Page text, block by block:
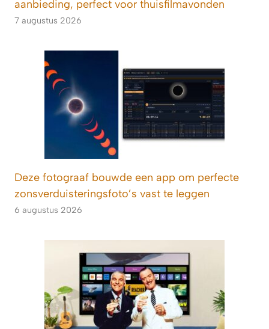
aanbieding, perfect voor thuisfilmavonden
7 augustus 2026
Deze fotograaf bouwde een app om perfecte
zonsverduisteringsfoto’s vast te leggen
6 augustus 2026